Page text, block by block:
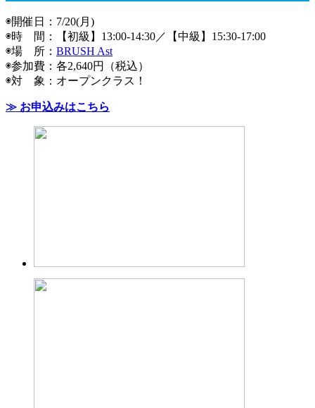
◉開催日：7/20(月)
◉時 間：【初級】13:00-14:30／【中級】15:30-17:00
◉場 所： BRUSH Ast
◉参加費：各2,640円（税込）
◉対 象：オープンクラス！
≫ お申込みはこちら